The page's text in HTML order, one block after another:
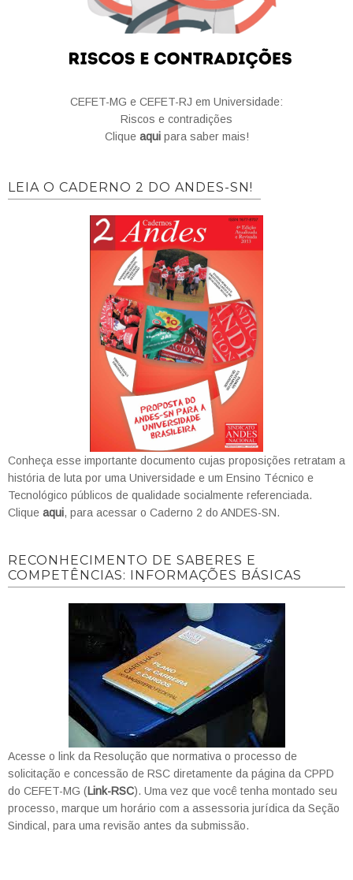
CEFET-MG e CEFET-RJ em Universidade:
Riscos e contradições
Clique aquipara saber mais!
LEIA O CADERNO 2 DO ANDES-SN!
Conheça esse importante documento cujas proposições retratam a
história de luta por uma Universidade e um Ensino Técnico e
Tecnológico públicos de qualidade socialmente referenciada.
Clique aqui, para acessar o Caderno 2 do ANDES-SN.
RECONHECIMENTO DE SABERES E
COMPETÊNCIAS: INFORMAÇÕES BÁSICAS
Acesse o link da Resolução que normativa o processo de
solicitação e concessão de RSC diretamente da página da CPPD
do CEFET-MG (Link-RSC). Uma vez que você tenha montado seu
processo, marque um horário com a assessoria jurídica da Seção
Sindical, para uma revisão antes da submissão.